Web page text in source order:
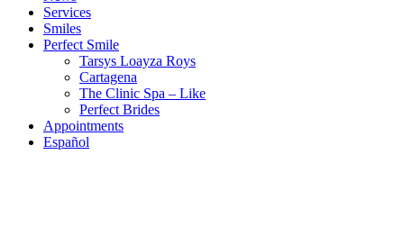
Services
Smiles
Perfect Smile
Tarsys Loayza Roys
Cartagena
The Clinic Spa – Like
Perfect Brides
Appointments
Español